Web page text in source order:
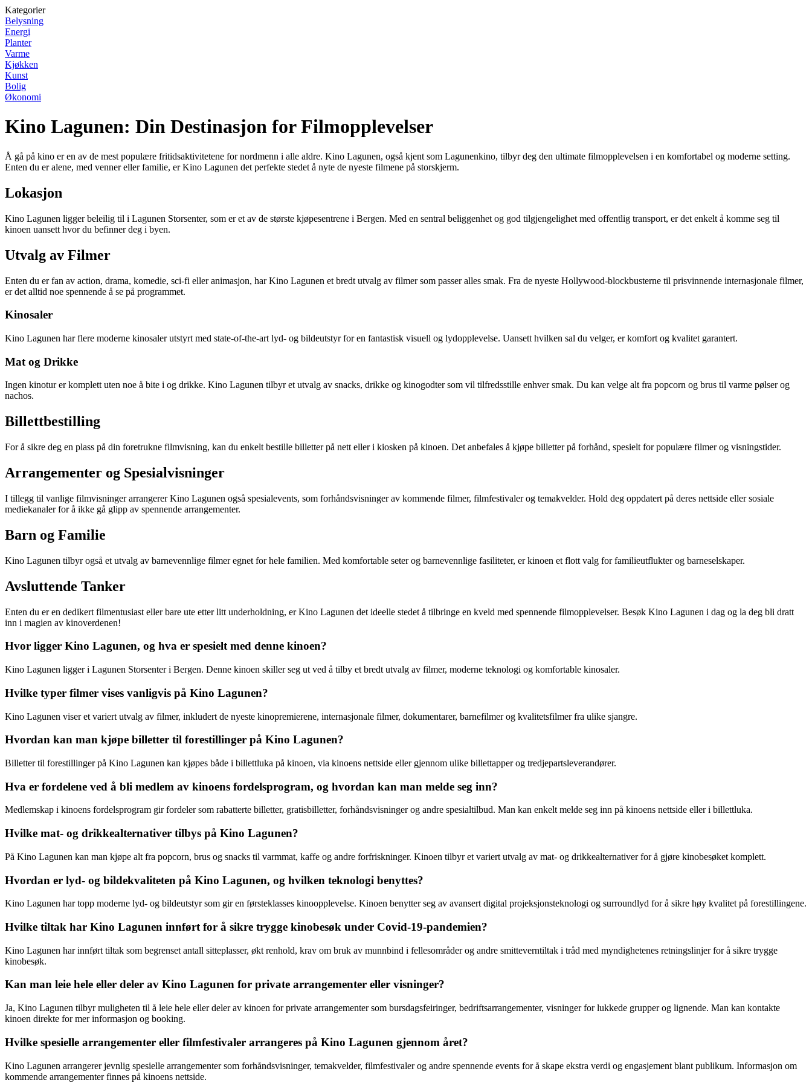
Kategorier
Belysning
Energi
Planter
Varme
Kjøkken
Kunst
Bolig
Økonomi
Kino Lagunen: Din Destinasjon for Filmopplevelser
Å gå på kino er en av de mest populære fritidsaktivitetene for nordmenn i alle aldre. Kino Lagunen, også kjent som Lagunenkino, tilbyr deg den ultimate filmopplevelsen i en komfortabel og moderne setting.
Enten du er alene, med venner eller familie, er Kino Lagunen det perfekte stedet å nyte de nyeste filmene på storskjerm.
Lokasjon
Kino Lagunen ligger beleilig til i Lagunen Storsenter, som er et av de største kjøpesentrene i Bergen. Med en sentral beliggenhet og god tilgjengelighet med offentlig transport, er det enkelt å komme seg til
kinoen uansett hvor du befinner deg i byen.
Utvalg av Filmer
Enten du er fan av action, drama, komedie, sci-fi eller animasjon, har Kino Lagunen et bredt utvalg av filmer som passer alles smak. Fra de nyeste Hollywood-blockbusterne til prisvinnende internasjonale filmer,
er det alltid noe spennende å se på programmet.
Kinosaler
Kino Lagunen har flere moderne kinosaler utstyrt med state-of-the-art lyd- og bildeutstyr for en fantastisk visuell og lydopplevelse. Uansett hvilken sal du velger, er komfort og kvalitet garantert.
Mat og Drikke
Ingen kinotur er komplett uten noe å bite i og drikke. Kino Lagunen tilbyr et utvalg av snacks, drikke og kinogodter som vil tilfredsstille enhver smak. Du kan velge alt fra popcorn og brus til varme pølser og
nachos.
Billettbestilling
For å sikre deg en plass på din foretrukne filmvisning, kan du enkelt bestille billetter på nett eller i kiosken på kinoen. Det anbefales å kjøpe billetter på forhånd, spesielt for populære filmer og visningstider.
Arrangementer og Spesialvisninger
I tillegg til vanlige filmvisninger arrangerer Kino Lagunen også spesialevents, som forhåndsvisninger av kommende filmer, filmfestivaler og temakvelder. Hold deg oppdatert på deres nettside eller sosiale
mediekanaler for å ikke gå glipp av spennende arrangementer.
Barn og Familie
Kino Lagunen tilbyr også et utvalg av barnevennlige filmer egnet for hele familien. Med komfortable seter og barnevennlige fasiliteter, er kinoen et flott valg for familieutflukter og barneselskaper.
Avsluttende Tanker
Enten du er en dedikert filmentusiast eller bare ute etter litt underholdning, er Kino Lagunen det ideelle stedet å tilbringe en kveld med spennende filmopplevelser. Besøk Kino Lagunen i dag og la deg bli dratt
inn i magien av kinoverdenen!
Hvor ligger Kino Lagunen, og hva er spesielt med denne kinoen?
Kino Lagunen ligger i Lagunen Storsenter i Bergen. Denne kinoen skiller seg ut ved å tilby et bredt utvalg av filmer, moderne teknologi og komfortable kinosaler.
Hvilke typer filmer vises vanligvis på Kino Lagunen?
Kino Lagunen viser et variert utvalg av filmer, inkludert de nyeste kinopremierene, internasjonale filmer, dokumentarer, barnefilmer og kvalitetsfilmer fra ulike sjangre.
Hvordan kan man kjøpe billetter til forestillinger på Kino Lagunen?
Billetter til forestillinger på Kino Lagunen kan kjøpes både i billettluka på kinoen, via kinoens nettside eller gjennom ulike billettapper og tredjepartsleverandører.
Hva er fordelene ved å bli medlem av kinoens fordelsprogram, og hvordan kan man melde seg inn?
Medlemskap i kinoens fordelsprogram gir fordeler som rabatterte billetter, gratisbilletter, forhåndsvisninger og andre spesialtilbud. Man kan enkelt melde seg inn på kinoens nettside eller i billettluka.
Hvilke mat- og drikkealternativer tilbys på Kino Lagunen?
På Kino Lagunen kan man kjøpe alt fra popcorn, brus og snacks til varmmat, kaffe og andre forfriskninger. Kinoen tilbyr et variert utvalg av mat- og drikkealternativer for å gjøre kinobesøket komplett.
Hvordan er lyd- og bildekvaliteten på Kino Lagunen, og hvilken teknologi benyttes?
Kino Lagunen har topp moderne lyd- og bildeutstyr som gir en førsteklasses kinoopplevelse. Kinoen benytter seg av avansert digital projeksjonsteknologi og surroundlyd for å sikre høy kvalitet på forestillingene.
Hvilke tiltak har Kino Lagunen innført for å sikre trygge kinobesøk under Covid-19-pandemien?
Kino Lagunen har innført tiltak som begrenset antall sitteplasser, økt renhold, krav om bruk av munnbind i fellesområder og andre smitteverntiltak i tråd med myndighetenes retningslinjer for å sikre trygge
kinobesøk.
Kan man leie hele eller deler av Kino Lagunen for private arrangementer eller visninger?
Ja, Kino Lagunen tilbyr muligheten til å leie hele eller deler av kinoen for private arrangementer som bursdagsfeiringer, bedriftsarrangementer, visninger for lukkede grupper og lignende. Man kan kontakte
kinoen direkte for mer informasjon og booking.
Hvilke spesielle arrangementer eller filmfestivaler arrangeres på Kino Lagunen gjennom året?
Kino Lagunen arrangerer jevnlig spesielle arrangementer som forhåndsvisninger, temakvelder, filmfestivaler og andre spennende events for å skape ekstra verdi og engasjement blant publikum. Informasjon om
kommende arrangementer finnes på kinoens nettside.